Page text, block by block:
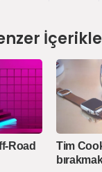
Road
Tim